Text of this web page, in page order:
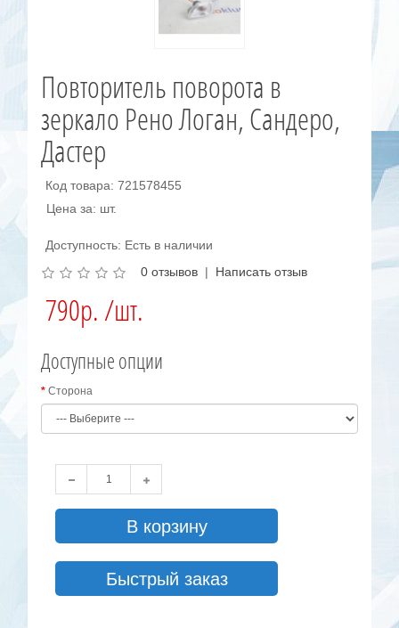
Повторитель поворота в
зеркало Рено Логан, Сандеро,
Дастер
Код товара: 721578455
Цена за: шт.
Доступность: Есть в наличии
0 отзывов | Написать отзыв
790р. /шт.
Доступные опции
Сторона
В корзину
Быстрый заказ